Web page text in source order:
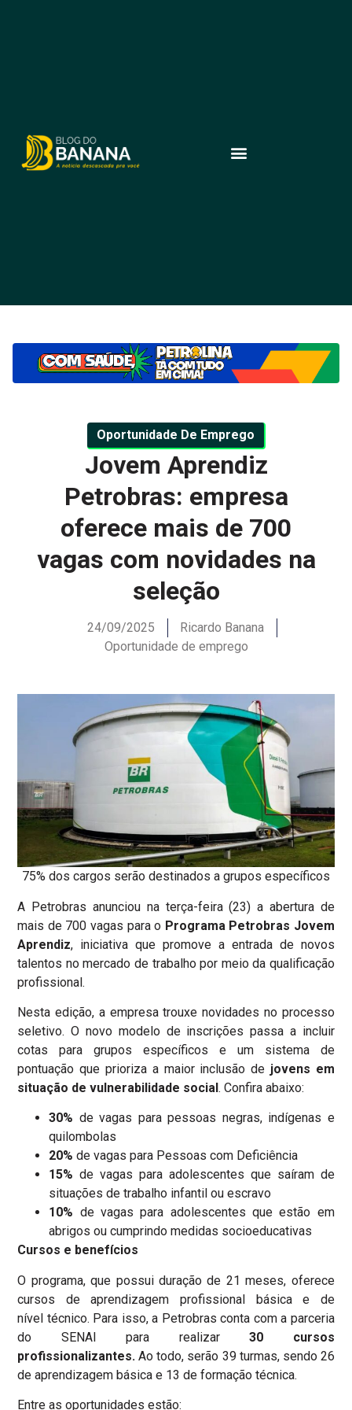
Oportunidade De Emprego
Jovem Aprendiz
Petrobras: empresa
oferece mais de 700
vagas com novidades na
seleção
24/09/2025
Ricardo Banana
Oportunidade de emprego
75% dos cargos serão destinados a grupos específicos
A Petrobras anunciou na terça-feira (23) a abertura de
mais de 700 vagas para o Programa Petrobras Jovem
Aprendiz, iniciativa que promove a entrada de novos
talentos no mercado de trabalho por meio da qualificação
profissional.
Nesta edição, a empresa trouxe novidades no processo
seletivo. O novo modelo de inscrições passa a incluir
cotas para grupos específicos e um sistema de
pontuação que prioriza a maior inclusão de jovens em
situação de vulnerabilidade social. Confira abaixo:
30% de vagas para pessoas negras, indígenas e
quilombolas
20% de vagas para Pessoas com Deficiência
15% de vagas para adolescentes que saíram de
situações de trabalho infantil ou escravo
10% de vagas para adolescentes que estão em
abrigos ou cumprindo medidas socioeducativas
Cursos e benefícios
O programa, que possui duração de 21 meses, oferece
cursos de aprendizagem profissional básica e de
nível técnico. Para isso, a Petrobras conta com a parceria
do SENAI para realizar30 cursos
profissionalizantes.Ao todo, serão 39 turmas, sendo 26
de aprendizagem básica e 13 de formação técnica.
Entre as oportunidades estão: